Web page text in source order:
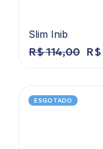
Slim Inib
R$114,00 R$
ESGOTADO